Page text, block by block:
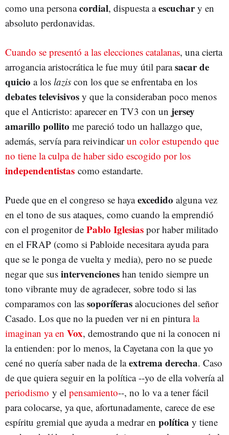
como una personacordial, dispuesta aescuchary en
absoluto perdonavidas.
Cuando se presentó a las elecciones catalanas, una cierta
arrogancia aristocrática le fue muy útil parasacar de
quicio a los lazis con los que se enfrentaba en los
debates televisivos y que la consideraban poco menos
que el Anticristo: aparecer en TV3 con un jersey
amarillo pollito me pareció todo un hallazgo que,
además, servía para reivindicarun color estupendo que
no tiene la culpa de haber sido escogido por los
independentistas como estandarte.
Puede que en el congreso se hayaexcedido alguna vez
en el tono de sus ataques, como cuando la emprendió
con el progenitor de Pablo Iglesias por haber militado
en el FRAP (como si Pabloide necesitara ayuda para
que se le ponga de vuelta y media), pero no se puede
negar que sus intervenciones han tenido siempre un
tono vibrante muy de agradecer, sobre todo si las
comparamos con las soporíferas alocuciones del señor
Casado. Los que no la pueden ver ni en pinturala
imaginan ya en Vox, demostrando que ni la conocen ni
la entienden: por lo menos, la Cayetana con la que yo
cené no quería saber nada de laextrema derecha. Caso
de que quiera seguir en la política --yo de ella volvería al
periodismo y el pensamiento--, no lo va a tener fácil
para colocarse, ya que, afortunadamente, carece de ese
espíritu gremial que ayuda a medrar en política y tiene